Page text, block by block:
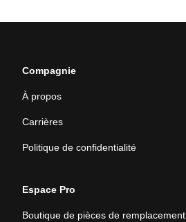
Compagnie
À propos
Carrières
Politique de confidentialité
Espace Pro
Boutique de pièces de remplacement